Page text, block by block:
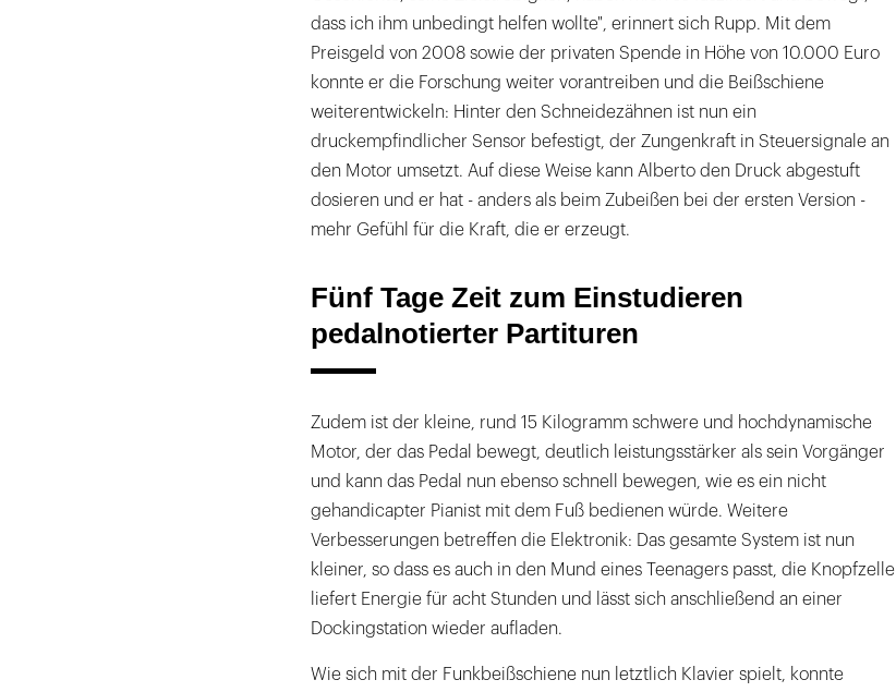
dass ich ihm unbedingt helfen wollte", erinnert sich Rupp. Mit dem
Preisgeld von 2008 sowie der privaten Spende in Höhe von 10.000 Euro
konnte er die Forschung weiter vorantreiben und die Beißschiene
weiterentwickeln: Hinter den Schneidezähnen ist nun ein
druckempfindlicher Sensor befestigt, der Zungenkraft in Steuersignale an
den Motor umsetzt. Auf diese Weise kann Alberto den Druck abgestuft
dosieren und er hat - anders als beim Zubeißen bei der ersten Version -
mehr Gefühl für die Kraft, die er erzeugt.
Fünf Tage Zeit zum Einstudieren
pedalnotierter Partituren
Zudem ist der kleine, rund 15 Kilogramm schwere und hochdynamische
Motor, der das Pedal bewegt, deutlich leistungsstärker als sein Vorgänger
und kann das Pedal nun ebenso schnell bewegen, wie es ein nicht
gehandicapter Pianist mit dem Fuß bedienen würde. Weitere
Verbesserungen betreffen die Elektronik: Das gesamte System ist nun
kleiner, so dass es auch in den Mund eines Teenagers passt, die Knopfzelle
liefert Energie für acht Stunden und lässt sich anschließend an einer
Dockingstation wieder aufladen.
Wie sich mit der Funkbeißschiene nun letztlich Klavier spielt, konnte